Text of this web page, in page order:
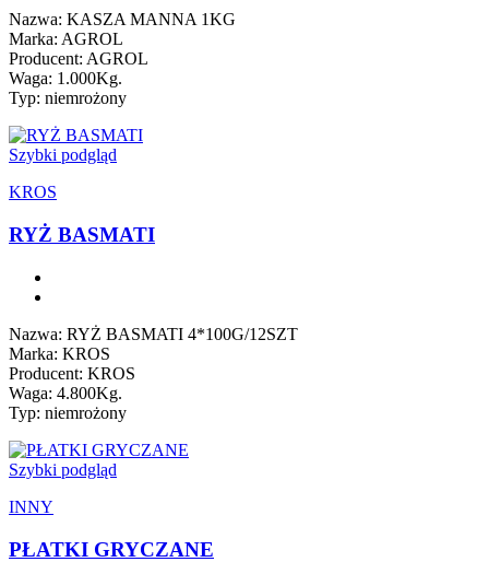
Nazwa: KASZA MANNA 1KG
Marka: AGROL
Producent: AGROL
Waga: 1.000Kg.
Typ: niemrożony
Szybki podgląd
KROS
RYŻ BASMATI
Nazwa: RYŻ BASMATI 4*100G/12SZT
Marka: KROS
Producent: KROS
Waga: 4.800Kg.
Typ: niemrożony
Szybki podgląd
INNY
PŁATKI GRYCZANE